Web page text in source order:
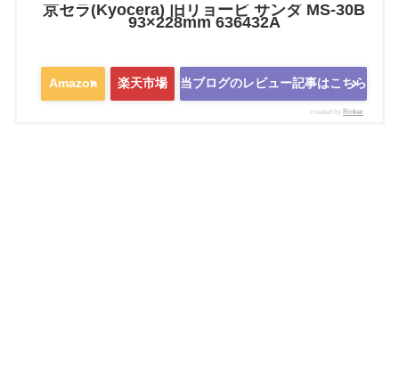
京セラ(Kyocera) 旧リョービ サンダ MS-30B
93×228mm 636432A
created by Rinker
Amazon 楽天市場 当ブログのレビュー記事はこちら